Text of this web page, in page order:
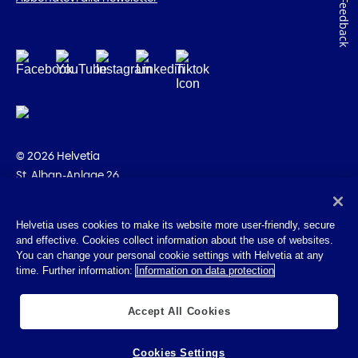
© 2026 Helvetia
St. Alban-Anlage 26
Impressum
Disposizioni giuridiche
Helvetia uses cookies to make its website more user-friendly, secure
and effective. Cookies collect information about the use of websites.
You can change your personal cookie settings with Helvetia at any
time. Further information: Information on data protection
Accept All Cookies
Cookies Settings
Feedback